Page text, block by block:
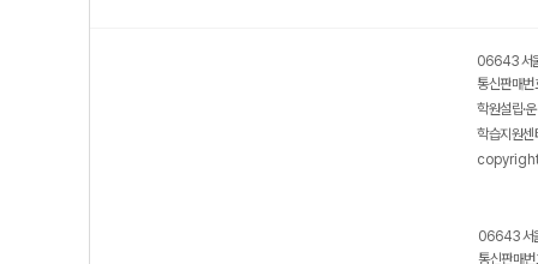
06643 서
통신판매
학원설립·
학습지원
06643 서
통신판매